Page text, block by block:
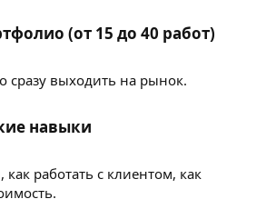
(от 15 до 40 работ)​
сразу выходить на рынок.
навыки​
как работать с клиентом, как